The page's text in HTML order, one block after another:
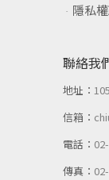
隱私
聯絡我
地址：
信箱：
電話：
傳真：